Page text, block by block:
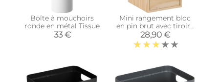
Boîte à mouchoirs
ronde en métal Tissue
33 €
Mini rangement bloc
en pin brut avec tiroirs
(3 tiroirs)
28,90 €